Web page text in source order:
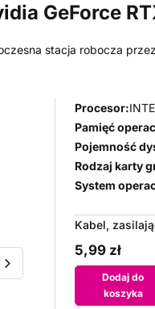
GeForce
stacja robocza
Procesor:
Pamięć
Pojemność
Rodzaj karty
System
Kabel,
5,99 zł
Dodaj do
koszyka